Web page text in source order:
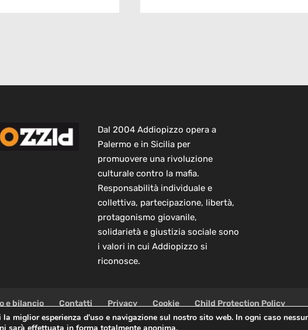
Dal 2004 Addiopizzo opera a
Palermo e in Sicilia per
promuovere una rivoluzione
culturale contro la mafia.
Responsabilità individuale e
collettiva, partecipazione, libertà,
protagonismo giovanile,
solidarietà e giustizia sociale sono
i valori in cui Addiopizzo si
riconosce.
e bilancio Contatti Privacy Cookie Child Protection Policy
miglior esperienza d'uso e navigazione sul nostro sito web. In ogni caso